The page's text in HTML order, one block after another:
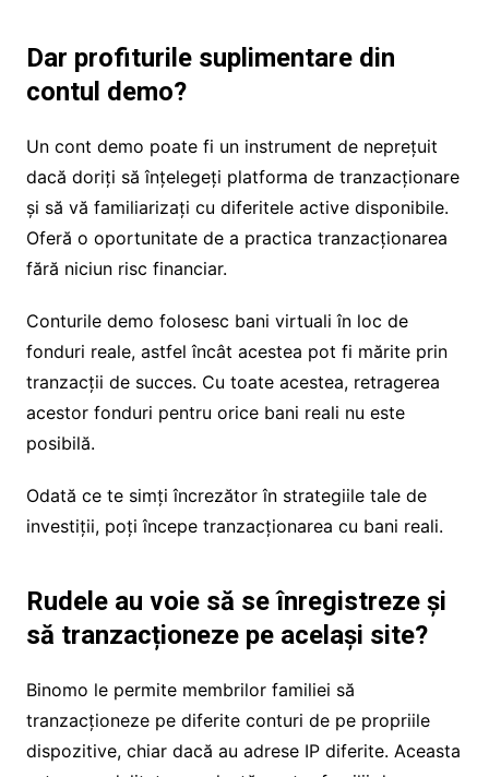
Dar profiturile suplimentare din
contul demo?
Un cont demo poate fi un instrument de neprețuit
dacă doriți să înțelegeți platforma de tranzacționare
și să vă familiarizați cu diferitele active disponibile.
Oferă o oportunitate de a practica tranzacționarea
fără niciun risc financiar.
Conturile demo folosesc bani virtuali în loc de
fonduri reale, astfel încât acestea pot fi mărite prin
tranzacții de succes. Cu toate acestea, retragerea
acestor fonduri pentru orice bani reali nu este
posibilă.
Odată ce te simți încrezător în strategiile tale de
investiții, poți începe tranzacționarea cu bani reali.
Rudele au voie să se înregistreze și
să tranzacționeze pe același site?
Binomo le permite membrilor familiei să
tranzacționeze pe diferite conturi de pe propriile
dispozitive, chiar dacă au adrese IP diferite. Aceasta